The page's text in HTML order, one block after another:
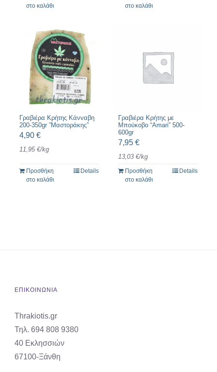
στο καλάθι
στο καλάθι
Γραβιέρα Κρήτης Κάνναβη
200-350gr ”Μαστοράκης”
4,90 €
11,95 €/kg
Προσθήκη
στο καλάθι
Details
Γραβιέρα Κρήτης με
Μπούκοβο “Amari” 500-
600gr
7,95 €
13,03 €/kg
Προσθήκη
στο καλάθι
Details
ΕΠΙΚΟΙΝΩΝΙΑ
Thrakiotis.gr
Τηλ. 694 808 9380
40 Εκλησσιών
67100-Ξάνθη